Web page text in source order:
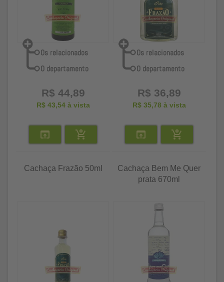
R$ 44,89
R$ 43,54à vista
R$ 36,89
R$ 35,78 à vista
Cachaça Frazão 50ml
Cachaça Bem Me Quer
prata 670ml